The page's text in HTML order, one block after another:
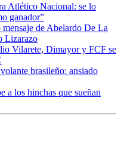
Atlético Nacional: se lo
ganador”
de Abelardo De La
Lizarazo
Vilarete, Dimayor y FCF se
brasileño: ansiado
a los hinchas que sueñan